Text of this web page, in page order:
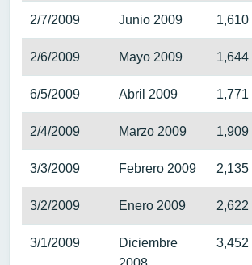
2/7/2009 Junio 2009 1,610
2/6/2009 Mayo 2009 1,644
6/5/2009 Abril 2009 1,771
2/4/2009 Marzo 2009 1,909
3/3/2009 Febrero 2009 2,135
3/2/2009 Enero 2009 2,622
3/1/2009
Diciembre
3,452